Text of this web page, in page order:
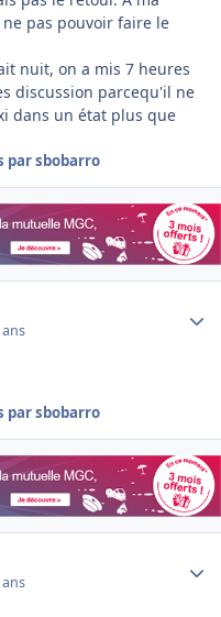
pas pouvoir faire le
nuit, on a mis 7 heures
discussion parcequ'il ne
dans un état plus que
par sbobarro
par sbobarro